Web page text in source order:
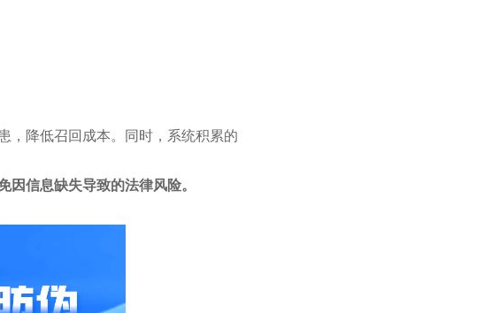
，降低召回成本。同时，系统积累的
信息缺失导致的法律风险。